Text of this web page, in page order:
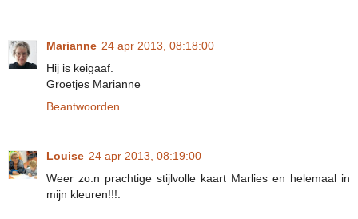
Marianne 24 apr 2013, 08:18:00
Hij is keigaaf.
Groetjes Marianne
Beantwoorden
Louise 24 apr 2013, 08:19:00
Weer zo.n prachtige stijlvolle kaart Marlies en helemaal in
mijn kleuren!!!.